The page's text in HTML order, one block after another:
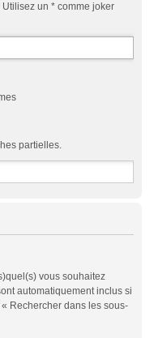
un * comme joker
partielles.
vous souhaitez
automatiquement inclus si
Rechercher dans les sous-